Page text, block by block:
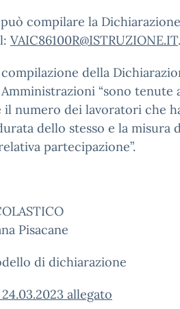
compilare la
VAIC86100R@ISTRUZIONE.IT.
della
“sono tenute
il numero dei lavoratori che
dello stesso e la misura
partecipazione”.
Pisacane
di dichiarazione
allegato